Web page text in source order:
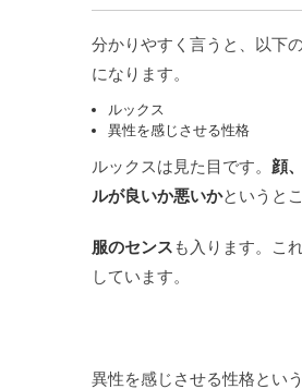
分かりやすく言うと、以下
になります。
ルックス
異性を感じさせる性格
ルックスは見た目です。 顔
ルが良いか悪いかというと
服のセンス も入ります。こ
しています。
異性を感じさせる性格という